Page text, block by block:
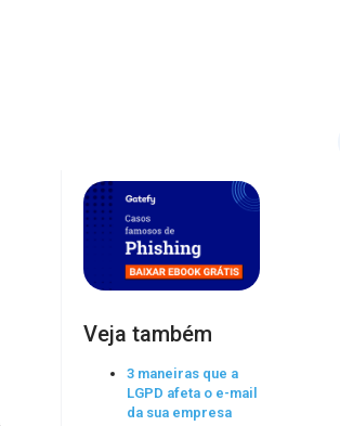
Veja também
3 maneiras que a
LGPD afeta o e-mail
da sua empresa